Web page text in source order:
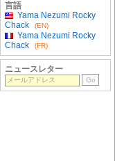
言語
Yama Nezumi Rocky
Chack
(EN)
Yama Nezumi Rocky
Chack
(FR)
ニュースレター